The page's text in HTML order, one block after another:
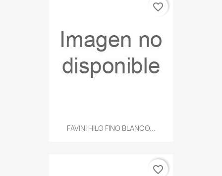
FAVINI HILO FINO BLANCO...
favorite_border
favorite_border